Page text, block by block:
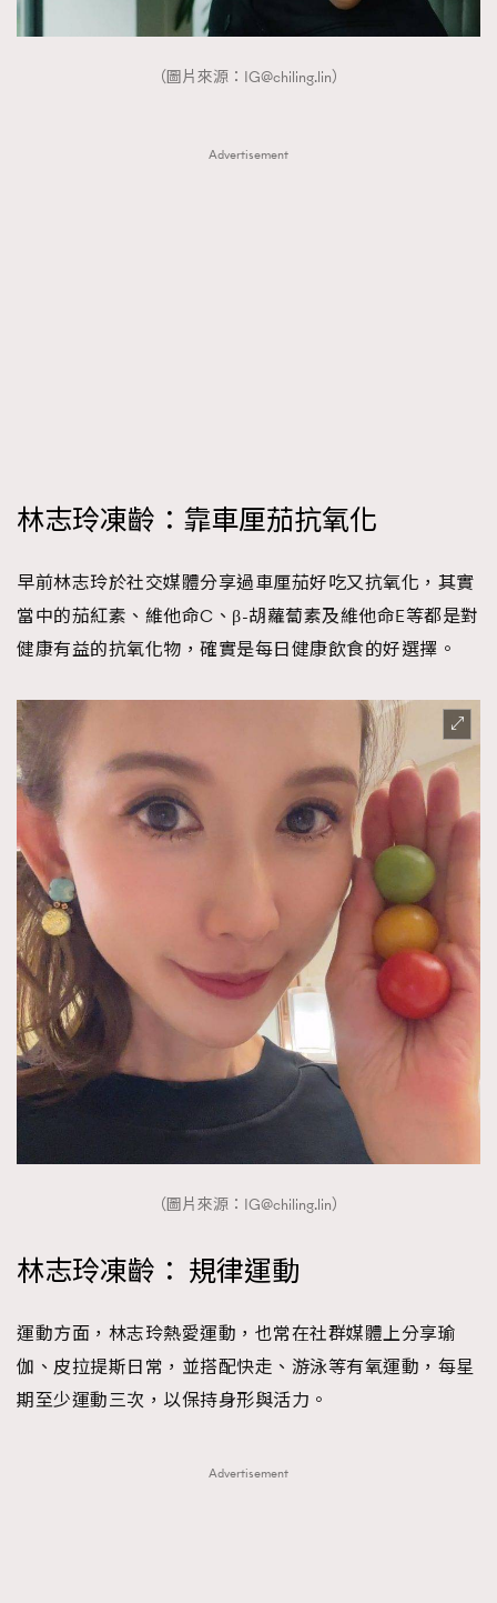
（圖片來源： IG@chiling.lin）
Advertisement
林志玲凍齡：靠車厘茄抗氧化
早前林志玲於社交媒體分享過車厘茄好吃又抗氧化，其實
當中的茄紅素、維他命C、β-胡蘿蔔素及維他命E等都是對
健康有益的抗氧化物，確實是每日健康飲食的好選擇。
（圖片來源： IG@chiling.lin）
林志玲凍齡： 規律運動
運動方面，林志玲熱愛運動，也常在社群媒體上分享瑜
伽、皮拉提斯日常，並搭配快走、游泳等有氧運動，每星
期至少運動三次，以保持身形與活力。
Advertisement